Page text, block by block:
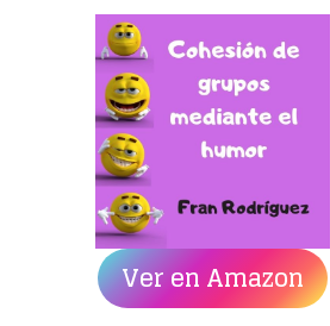
Ver en Amazon